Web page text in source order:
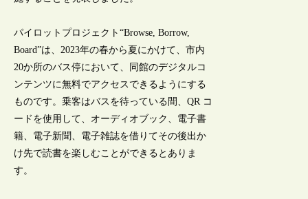
パイロットプロジェクト“Browse, Borrow,
Board”は、2023年の春から夏にかけて、市内
20か所のバス停において、同館のデジタルコ
ンテンツに無料でアクセスできるようにする
ものです。乗客はバスを待っている間、QR コ
ードを使用して、オーディオブック、電子書
籍、電子新聞、電子雑誌を借りてその後出か
け先で読書を楽しむことができるとありま
す。